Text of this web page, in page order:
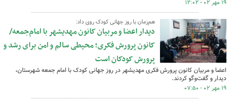
۱۹ مهر ۰۲ - ۱۲:۰۲
هم‌زمان با روز جهانی کودک روی داد:
دیدار اعضا و مربیان کانون مهدیشهر با امام‌جمعه/
کانون پرورش فکری؛ محیطی سالم و امن برای رشد و
پرورش کودکان است
اعضا و مربیان کانون پرورش فکری مهدیشهر در روز جهانی کودک با امام جمعه شهرستان،
دیدار و گفت‌وگو کردند.
۱۹ مهر ۰۲ - ۰۷:۵۰